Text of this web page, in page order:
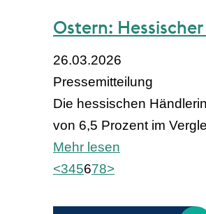
Ostern:
26.03.2026
Pressemitteilung
Die hessischen
von 6,5 Prozent im
Mehr lesen
<345678>